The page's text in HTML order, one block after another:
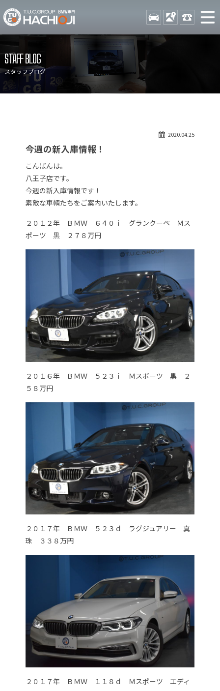
TUCグループ BMW専門 八
STOCK ACCESS 042-
ニュース
在庫リスト
目玉車両一覧
保証＆サービス
アクセスマップ
自動車保険
納車blog
会社概要
STAFF BLOG
スタッフブログ
2020.04.25
今週の新入庫情報！
こんばんは。
八王子店です。
今週の新入庫情報です！
素敵な車輌たちをご案内いたします。
２０１２年 ＢＭＷ ６４０ｉ グランクーペ Ｍス
ポーツ 黒 ２７８万円
２０１６年 ＢＭＷ ５２３ｉ Ｍスポーツ 黒 ２
５８万円
２０１７年 ＢＭＷ ５２３ｄ ラグジュアリー 真
珠 ３３８万円
２０１７年 ＢＭＷ １１８ｄ Ｍスポーツ エディ